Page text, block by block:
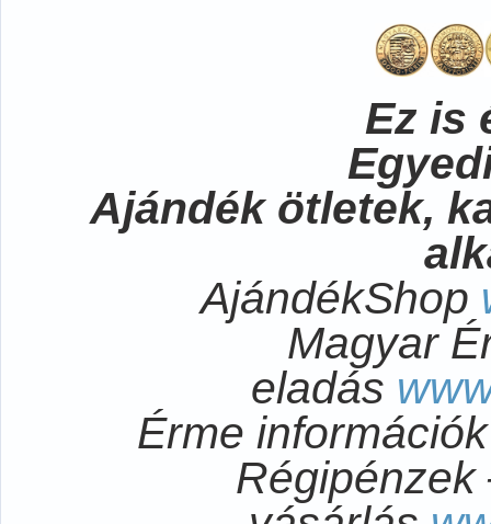
Ez is
Ajándék ötletek,
AjándékShop
Magyar
eladás
Érme
Régipénzek